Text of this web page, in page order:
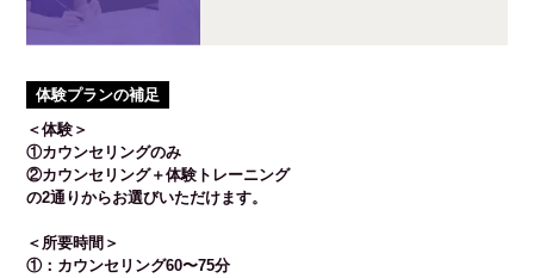
体験プランの補足
＜体験＞
①カウンセリングのみ
②カウンセリング＋体験トレーニング
の2通りからお選びいただけます。
＜所要時間＞
①：カウンセリング60〜75分